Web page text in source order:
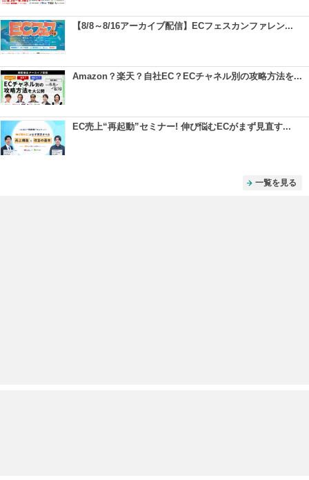
【8/8～8/16アーカイブ配信】ECフェスカンファレン...
Amazon？楽天？自社EC？ECチャネル別の攻略方法を...
EC売上“再起動”セミナー! 伸び悩むECがまず見直す...
一覧を見る